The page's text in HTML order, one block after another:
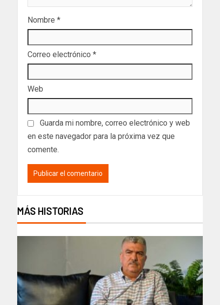
Nombre *
Correo electrónico *
Web
Guarda mi nombre, correo electrónico y web
en este navegador para la próxima vez que
comente.
MÁS HISTORIAS